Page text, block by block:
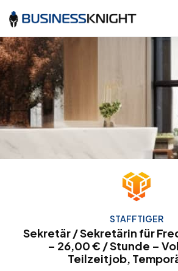
STAFFTIGER
Sekretär / Sekretärin für
– 26,00 € / Stunde –
Teilzeitjob,